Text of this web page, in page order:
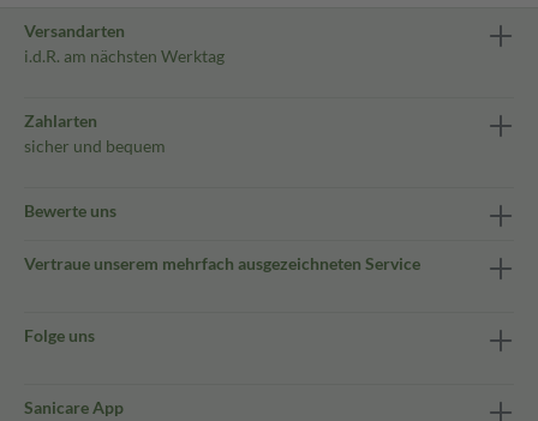
Versandarten
i.d.R. am nächsten Werktag
Zahlarten
sicher und bequem
Bewerte uns
Vertraue unserem mehrfach ausgezeichneten Service
Folge uns
Sanicare App